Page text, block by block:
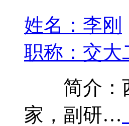
姓名：李刚
职称：交大
简介：西
家，副研…